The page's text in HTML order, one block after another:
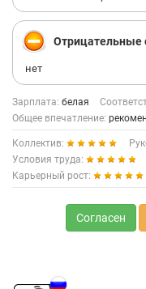
Отрицательные
нет
Зарплата: белая
Общее впечатление:
Коллектив:
Условия труда:
Карьерный рост:
Согласен